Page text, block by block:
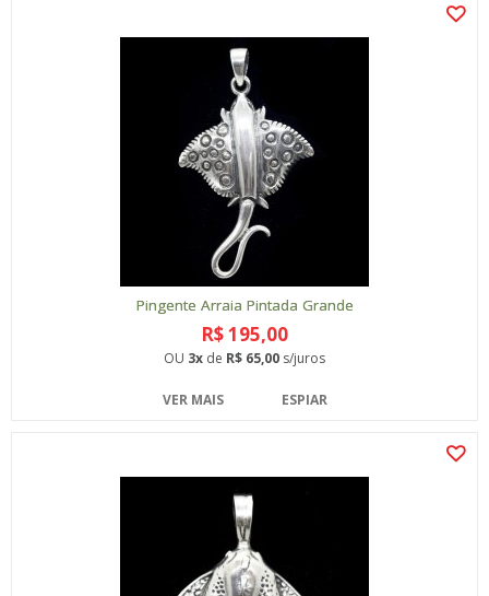
Pingente Arraia Pintada Grande
R$ 195,00
OU 3x de R$ 65,00 s/juros
VER MAIS ESPIAR